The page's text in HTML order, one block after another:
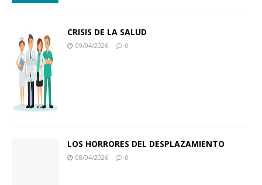
CRISIS DE LA SALUD
09/04/2026 0
LOS HORRORES DEL DESPLAZAMIENTO
08/04/2026 0